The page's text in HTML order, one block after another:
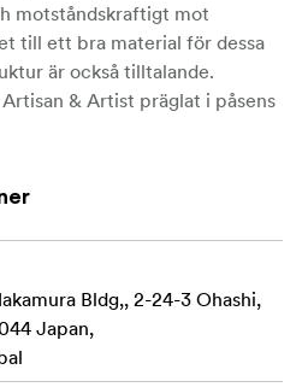
motståndskraftigt mot
till ett bra material för dessa
är också tilltalande.
& Artist präglat i påsens
som stoppare och för
ger påsarna en avslappnad
den kvadratiska formen på
sida vid sida med andra
mockaliknande
Bldg,, 2-24-3 Ohashi,
Japan,